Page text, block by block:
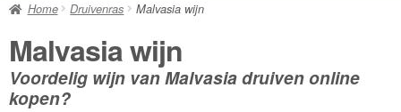
Alle Wijnen
Rode wijn
Witte wijn
Home Druivenras Malvasia wijn
Malvasia wijn
Voordelig wijn van Malvasia druiven online
kopen?